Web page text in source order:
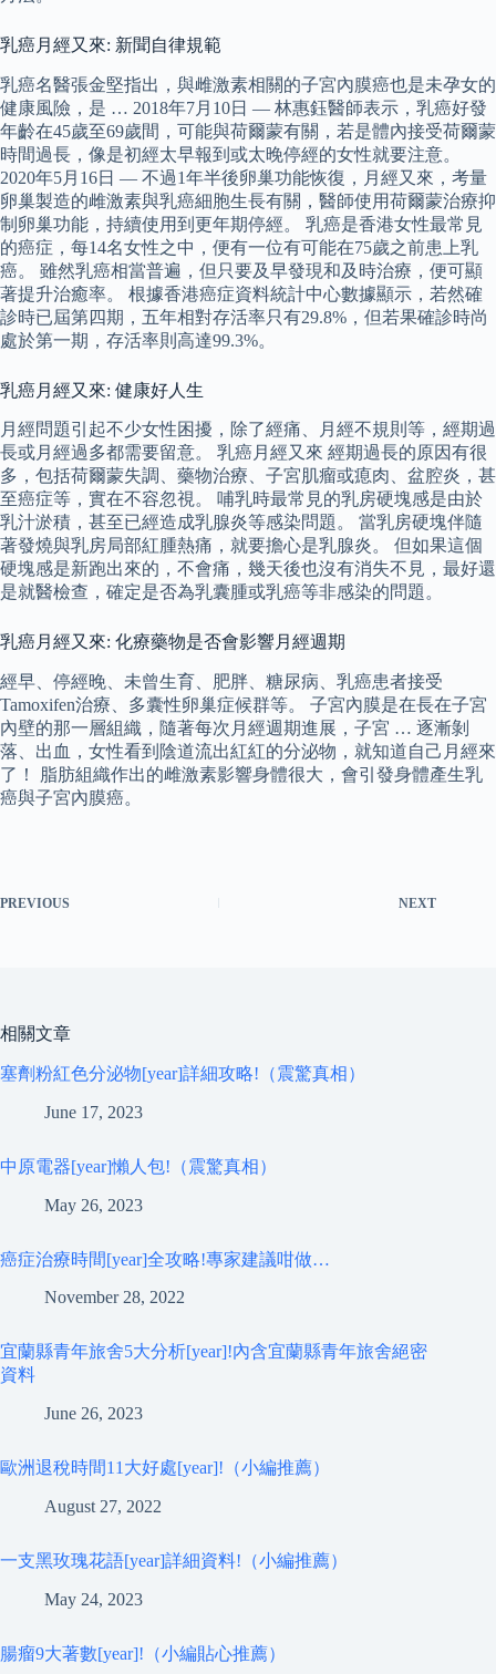
乳癌月經又來: 新聞自律規範
乳癌名醫張金堅指出，與雌激素相關的子宮內膜癌也是未孕女的
健康風險，是 … 2018年7月10日 — 林惠鈺醫師表示，乳癌好發
年齡在45歲至69歲間，可能與荷爾蒙有關，若是體內接受荷爾蒙
時間過長，像是初經太早報到或太晚停經的女性就要注意。
2020年5月16日 — 不過1年半後卵巢功能恢復，月經又來，考量
卵巢製造的雌激素與乳癌細胞生長有關，醫師使用荷爾蒙治療抑
制卵巢功能，持續使用到更年期停經。 乳癌是香港女性最常見
的癌症，每14名女性之中，便有一位有可能在75歲之前患上乳
癌。 雖然乳癌相當普遍，但只要及早發現和及時治療，便可顯
著提升治癒率。 根據香港癌症資料統計中心數據顯示，若然確
診時已屆第四期，五年相對存活率只有29.8%，但若果確診時尚
處於第一期，存活率則高達99.3%。
乳癌月經又來: 健康好人生
月經問題引起不少女性困擾，除了經痛、月經不規則等，經期過
長或月經過多都需要留意。 乳癌月經又來 經期過長的原因有很
多，包括荷爾蒙失調、藥物治療、子宮肌瘤或瘜肉、盆腔炎，甚
至癌症等，實在不容忽視。 哺乳時最常見的乳房硬塊感是由於
乳汁淤積，甚至已經造成乳腺炎等感染問題。 當乳房硬塊伴隨
著發燒與乳房局部紅腫熱痛，就要擔心是乳腺炎。 但如果這個
硬塊感是新跑出來的，不會痛，幾天後也沒有消失不見，最好還
是就醫檢查，確定是否為乳囊腫或乳癌等非感染的問題。
乳癌月經又來: 化療藥物是否會影響月經週期
經早、停經晚、未曾生育、肥胖、糖尿病、乳癌患者接受
Tamoxifen治療、多囊性卵巢症候群等。 子宮內膜是在長在子宮
內壁的那一層組織，隨著每次月經週期進展，子宮 … 逐漸剝
落、出血，女性看到陰道流出紅紅的分泌物，就知道自己月經來
了！ 脂肪組織作出的雌激素影響身體很大，會引發身體產生乳
癌與子宮內膜癌。
PREVIOUS NEXT
相關文章
塞劑粉紅色分泌物[year]詳細攻略!（震驚真相）
June 17, 2023
中原電器[year]懶人包!（震驚真相）
May 26, 2023
癌症治療時間[year]全攻略!專家建議咁做…
November 28, 2022
宜蘭縣青年旅舍5大分析[year]!內含宜蘭縣青年旅舍絕密
資料
June 26, 2023
歐洲退稅時間11大好處[year]!（小編推薦）
August 27, 2022
一支黑玫瑰花語[year]詳細資料!（小編推薦）
May 24, 2023
腸瘤9大著數[year]!（小編貼心推薦）